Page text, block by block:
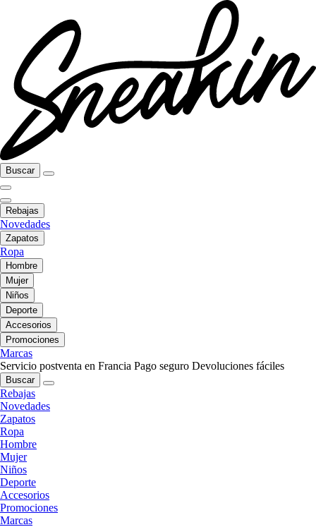
Buscar
Rebajas
Novedades
Zapatos
Ropa
Hombre
Mujer
Niños
Deporte
Accesorios
Promociones
Marcas
Servicio postventa en Francia Pago seguro Devoluciones fáciles
Buscar
Rebajas
Novedades
Zapatos
Ropa
Hombre
Mujer
Niños
Deporte
Accesorios
Promociones
Marcas